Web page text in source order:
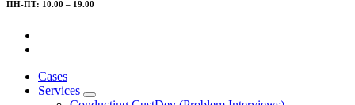
ПН-ПТ: 10.00 – 19.00
Cases
Services